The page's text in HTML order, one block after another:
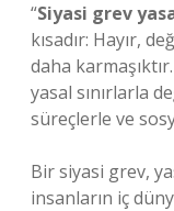
“Siyasi grev
kısadır: Hayır,
daha
yasal sınırlarla
süreçlerle ve
Bir siyasi grev,
insanların iç